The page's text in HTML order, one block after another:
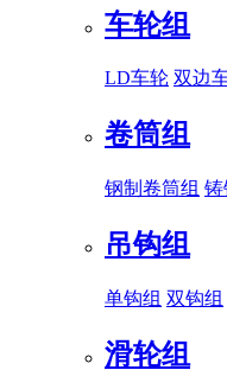
车轮组
LD车轮 双边
卷筒组
钢制卷筒组 铸
吊钩组
单钩组 双钩组
滑轮组